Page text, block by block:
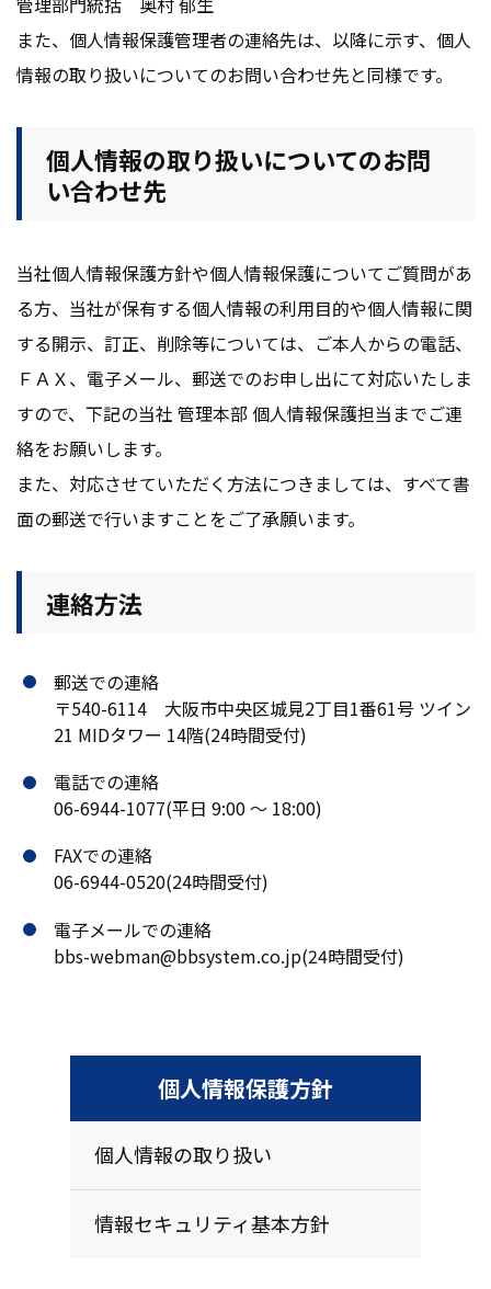
また、個人情報保護管理者の連絡先は、以降に示す、個人
情報の取り扱いについてのお問い合わせ先と同様です。
個人情報の取り扱いについてのお問
い合わせ先
当社個人情報保護方針や個人情報保護についてご質問があ
る方、当社が保有する個人情報の利用目的や個人情報に関
する開示、訂正、削除等については、ご本人からの電話、
ＦＡＸ、電子メール、郵送でのお申し出にて対応いたしま
すので、下記の当社 管理本部 個人情報保護担当までご連
絡をお願いします。
また、対応させていただく方法につきましては、すべて書
面の郵送で行いますことをご了承願います。
連絡方法
郵送での連絡
〒540-6114 大阪市中央区城見2丁目1番61号 ツイン
21 MIDタワー 14階(24時間受付)
電話での連絡
06-6944-1077(平日 9:00 ～ 18:00)
FAXでの連絡
06-6944-0520(24時間受付)
電子メールでの連絡
bbs-webman@bbsystem.co.jp(24時間受付)
個人情報保護方針
個人情報の取り扱い
情報セキュリティ基本方針